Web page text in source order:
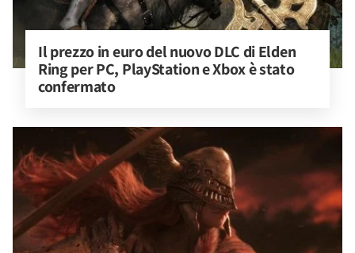
Il prezzo in euro del nuovo DLC di Elden
Ring per PC, PlayStation e Xbox è stato
confermato